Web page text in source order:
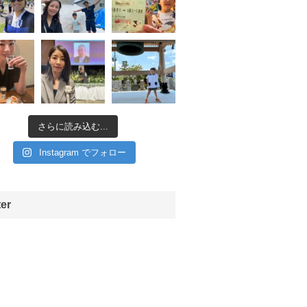
さらに読み込む...
Instagram でフォロー